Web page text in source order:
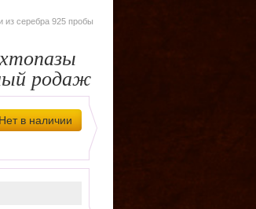
из серебра 925 пробы
родаж